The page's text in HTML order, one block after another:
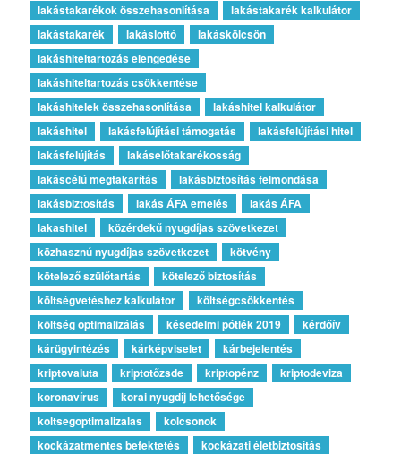
lakástakarékok összehasonlítása
lakástakarék kalkulátor
lakástakarék
lakáslottó
lakáskölcsön
lakáshiteltartozás elengedése
lakáshiteltartozás csökkentése
lakáshitelek összehasonlítása
lakáshitel kalkulátor
lakáshitel
lakásfelújítási támogatás
lakásfelújítási hitel
lakásfelújítás
lakáselőtakarékosság
lakáscélú megtakarítás
lakásbiztosítás felmondása
lakásbiztosítás
lakás ÁFA emelés
lakás ÁFA
lakashitel
közérdekű nyugdíjas szövetkezet
közhasznú nyugdíjas szövetkezet
kötvény
kötelező szülőtartás
kötelező biztosítás
költségvetéshez kalkulátor
költségcsökkentés
költség optimalizálás
késedelmi pótlék 2019
kérdőív
kárügyintézés
kárképviselet
kárbejelentés
kriptovaluta
kriptotőzsde kriptopénz
kriptodeviza
koronavírus
korai nyugdíj lehetősége
koltsegoptimalizalas
kolcsonok
kockázatmentes befektetés
kockázati életbiztosítás